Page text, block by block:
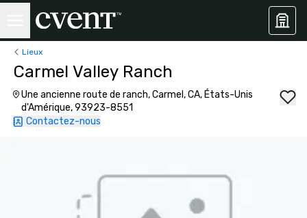
Lieux
Carmel Valley Ranch
Une ancienne route de ranch, Carmel, CA, États-Unis
d'Amérique, 93923-8551
Contactez-nous